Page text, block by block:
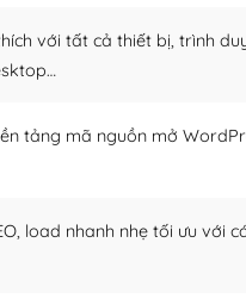
sẽ giúp việc thực hiện các
đơn giản hơn.
thể tự sửa đổi. Nếu không
Internet hoặc nhờ chuyên
trên WordPress
với tất cả thiết bị, trình
tảng mã nguồn mở
load nhanh nhẹ tối ưu với